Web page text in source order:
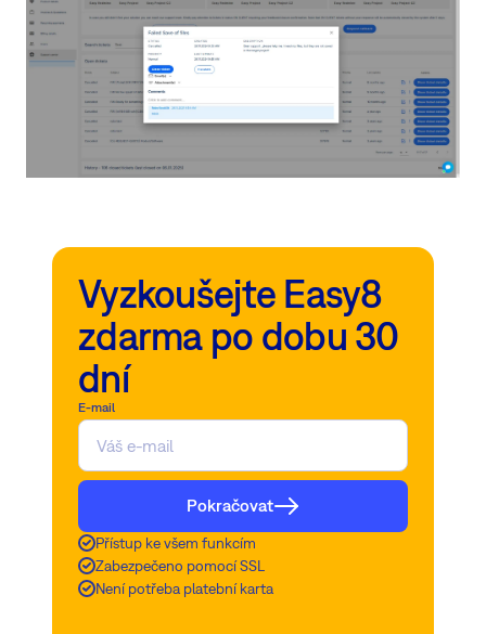
Vyzkoušejte Easy8
zdarma po dobu 30
dní
E-mail
Pokračovat
Přístup ke všem funkcím
Zabezpečeno pomocí SSL
Není potřeba platební karta